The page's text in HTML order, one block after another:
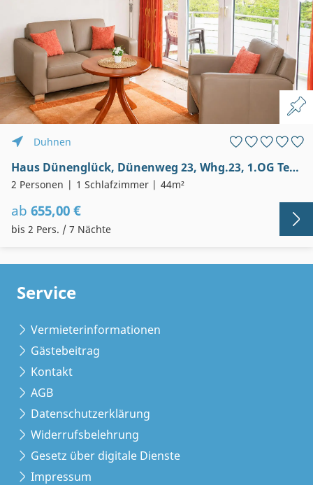
Duhnen
Haus Dünenglück, Dünenweg 23, Whg.23, 1.OG Teil- Seesicht
2 Personen 1 Schlafzimmer 44m²
ab 655,00 €
bis 2 Pers. / 7 Nächte
Service
Vermieterinformationen
Gästebeitrag
Kontakt
AGB
Datenschutzerklärung
Widerrufsbelehrung
Gesetz über digitale Dienste
Impressum